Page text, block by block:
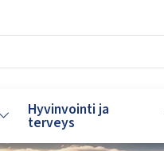
alasvetovalikkoa
Hyvinvointi ja
terveys